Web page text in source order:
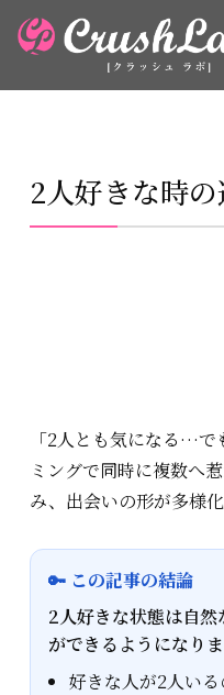
2人好きな時
「2人とも気になる…
ミングで同時に複数へ
み、出会いの形が多様
🔑 この記事の結論
2人好きな状態は自
ができるようになりま
好きな人が2人い